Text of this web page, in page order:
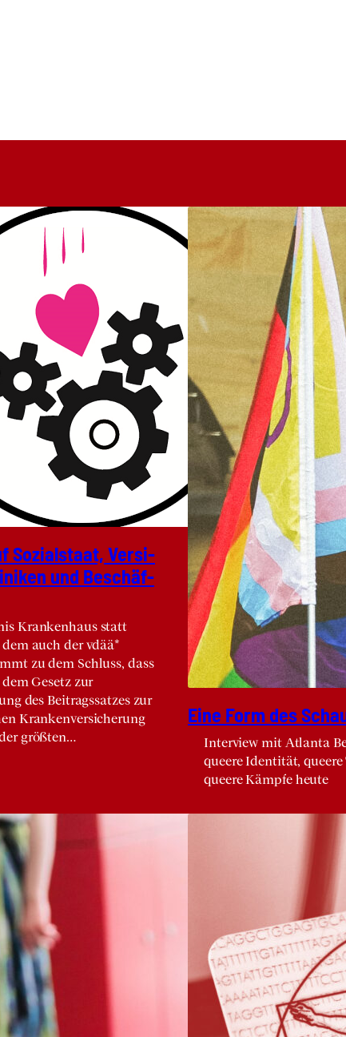
Sozi­al­staat, Ver­si­
und Beschäf­
Krankenhaus statt
auch der vdää*
zu dem Schluss, dass
dem Gesetz zur
des Beitragssatzes zur
Krankenversicherung
größten…
Eine Form des
Interview mit Atlanta
queere Identität,
queere Kämpfe heute